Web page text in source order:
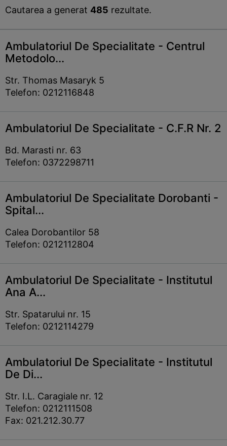
Cautarea a generat 485 rezultate.
Ambulatoriul De Specialitate - Centrul
Metodolo...
Str. Thomas Masaryk 5
Telefon: 0212116848
Ambulatoriul De Specialitate - C.F.R Nr. 2
Bd. Marasti nr. 63
Telefon: 0372298711
Ambulatoriul De Specialitate Dorobanti -
Spital...
Calea Dorobantilor 58
Telefon: 0212112804
Ambulatoriul De Specialitate - Institutul
Ana A...
Str. Spatarului nr. 15
Telefon: 0212114279
Ambulatoriul De Specialitate - Institutul
De Di...
Str. I.L. Caragiale nr. 12
Telefon: 0212111508
Fax: 021.212.30.77